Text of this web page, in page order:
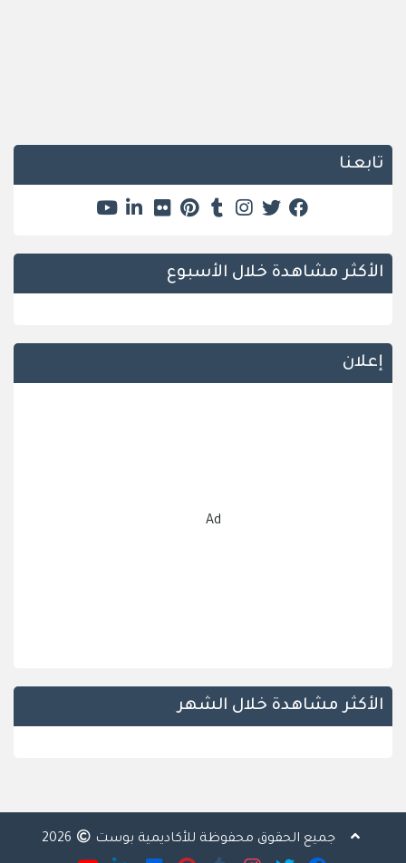
تابعنا
الأكثر مشاهدة خلال الأسبوع
إعلان
Ad
الأكثر مشاهدة خلال الشهر
جميع الحقوق محفوظة للأكاديمية بوست